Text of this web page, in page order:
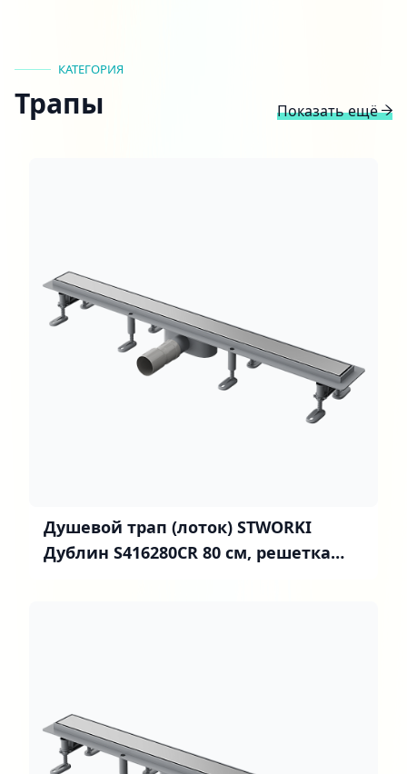
КАТЕГОРИЯ
Трапы Показать ещё
Душевой трап (лоток) STWORKI
Дублин S416280CR 80 см, решетка